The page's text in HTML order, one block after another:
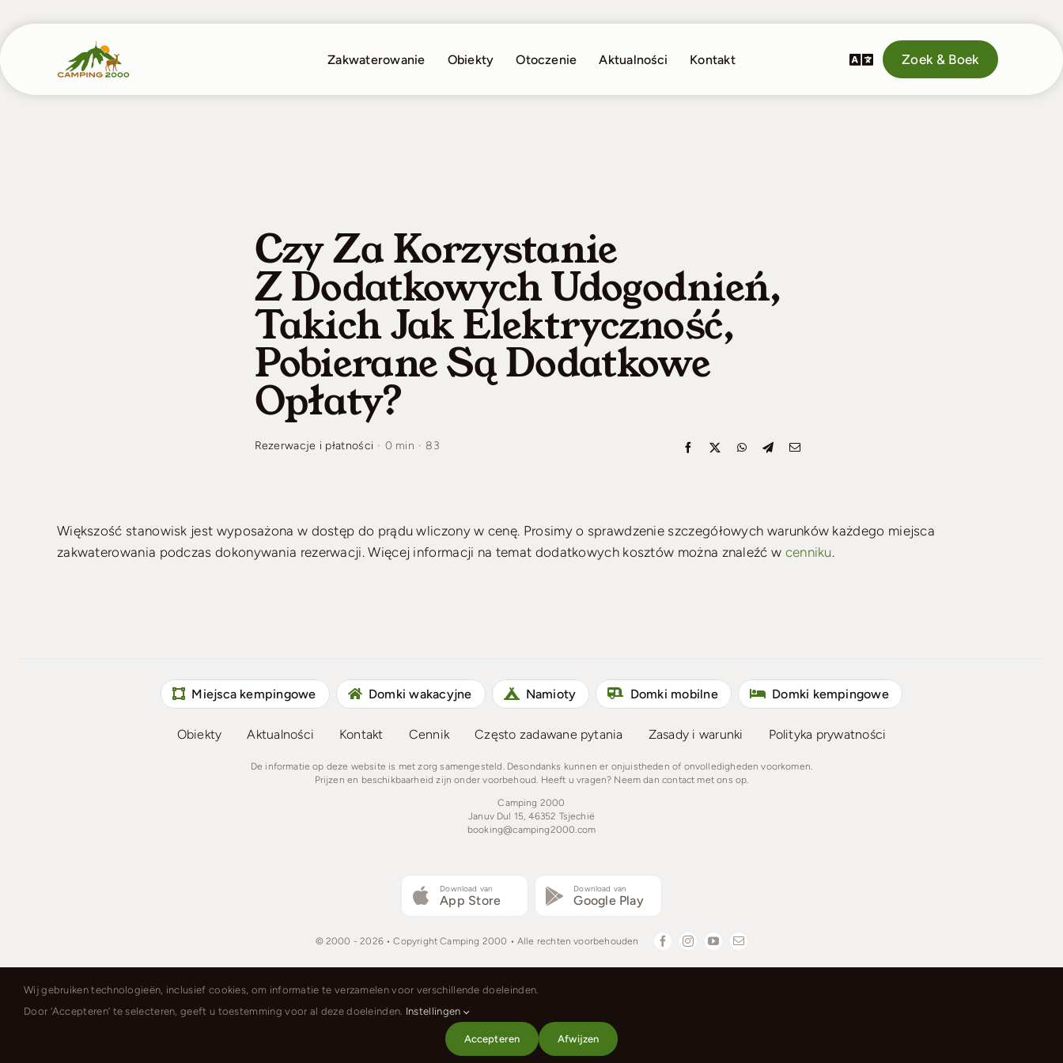
to
content
Zakwaterowanie Obiekty Otoczenie Aktualności Kontakt Zoek & Boek
Czy Za Korzystanie
Z Dodatkowych Udogodnień,
Takich Jak Elektryczność,
Pobierane Są Dodatkowe
Opłaty?
Rezerwacje i płatności · 0 min · 83
Większość stanowisk jest wyposażona w dostęp do prądu wliczony w cenę. Prosimy o sprawdzenie szczegółowych warunków każdego miejsca
zakwaterowania podczas dokonywania rezerwacji. Więcej informacji na temat dodatkowych kosztów można znaleźć w cenniku.
Miejsca kempingowe Domki wakacyjne Namioty Domki mobilne Domki kempingowe
Obiekty Aktualności Kontakt Cennik Często zadawane pytania Zasady i warunki Polityka prywatności
De informatie op deze website is met zorg samengesteld. Desondanks kunnen er onjuistheden of onvolledigheden voorkomen.
Prijzen en beschikbaarheid zijn onder voorbehoud. Heeft u vragen? Neem dan contact met ons op.
Camping 2000
Januv Dul 15, 46352 Tsjechië
booking@camping2000.com
Download van
App Store
Download van
Google Play
© 2000 - 2026 • Copyright Camping 2000 • Alle rechten voorbehouden
Wij gebruiken technologieën, inclusief cookies, om informatie te verzamelen voor verschillende doeleinden.
Door ‘Accepteren’ te selecteren, geeft u toestemming voor al deze doeleinden. Instellingen
Accepteren Afwijzen